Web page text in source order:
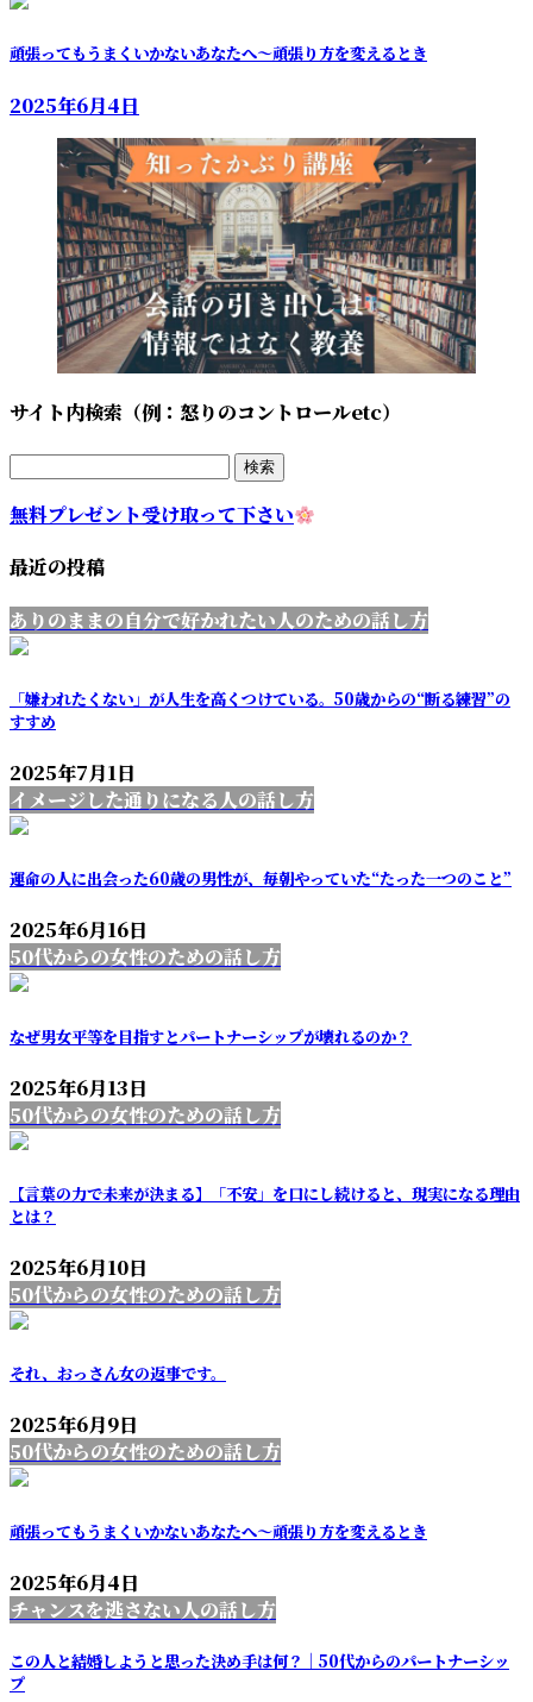
頑張ってもうまくいかないあなたへ～頑張り方を変えるとき
2025年6月4日
サイト内検索（例：怒りのコントロールetc）
検
無料プレゼント受け取って下さい
最近の投稿
ありのままの自分で好かれたい人のための話し方
「嫌われたくない」が人生を高くつけている。50歳からの“断る練習”の
すすめ
2025年7月1日
イメージした通りになる人の話し方
運命の人に出会った60歳の男性が、毎朝やっていた“たった一つのこと”
2025年6月16日
50代からの女性のための話し方
なぜ男女平等を目指すとパートナーシップが壊れるのか？
2025年6月13日
50代からの女性のための話し方
【言葉の力で未来が決まる】「不安」を口にし続けると、現実になる理由
とは？
2025年6月10日
50代からの女性のための話し方
それ、おっさん女の返事です。
2025年6月9日
50代からの女性のための話し方
頑張ってもうまくいかないあなたへ～頑張り方を変えるとき
2025年6月4日
チャンスを逃さない人の話し方
この人と結婚しようと思った決め手は何？｜50代からのパートナーシッ
プ